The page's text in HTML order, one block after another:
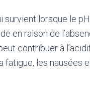
survient lorsque le
en raison de
contribuer à
fatigue, les nausées